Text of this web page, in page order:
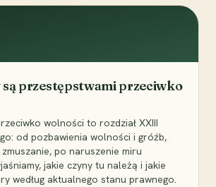
są przestępstwami przeciwko
wolności to rozdział XXIII
od pozbawienia wolności i gróźb,
po naruszenie miru
jakie czyny tu należą i jakie
według aktualnego stanu prawnego.